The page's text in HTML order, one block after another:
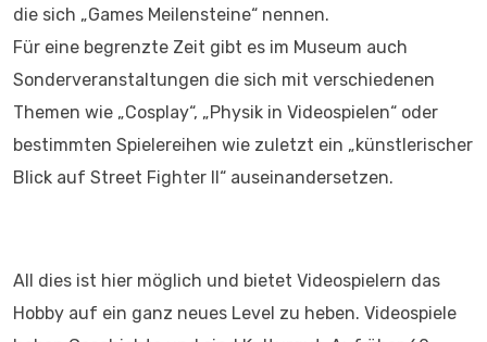
die sich „Games Meilensteine“ nennen.
Für eine begrenzte Zeit gibt es im Museum auch
Sonderveranstaltungen die sich mit verschiedenen
Themen wie „Cosplay“, „Physik in Videospielen“ oder
bestimmten Spielereihen wie zuletzt ein „künstlerischer
Blick auf Street Fighter II“ auseinandersetzen.
All dies ist hier möglich und bietet Videospielern das
Hobby auf ein ganz neues Level zu heben. Videospiele